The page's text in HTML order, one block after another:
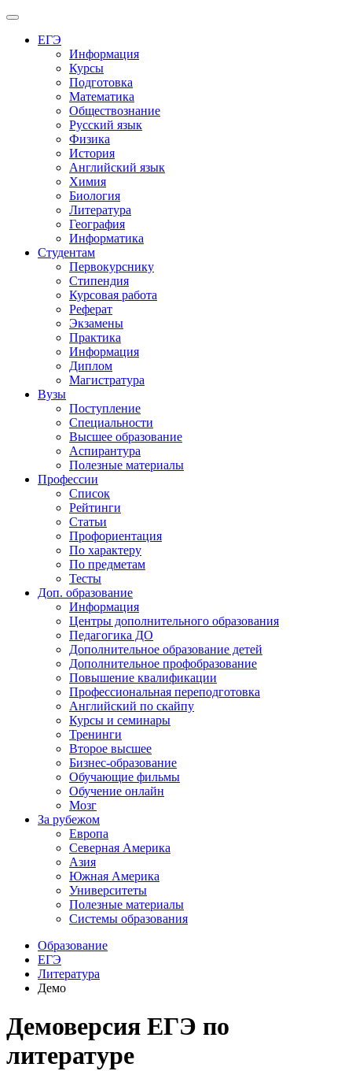
Меню
ЕГЭ
Информация
Курсы
Подготовка
Математика
Обществознание
Русский язык
Физика
История
Английский язык
Химия
Биология
Литература
География
Информатика
Студентам
Первокурснику
Стипендия
Курсовая работа
Реферат
Экзамены
Практика
Информация
Диплом
Магистратура
Вузы
Поступление
Специальности
Высшее образование
Аспирантура
Полезные материалы
Профессии
Список
Рейтинги
Статьи
Профориентация
По характеру
По предметам
Тесты
Доп. образование
Информация
Центры дополнительного образования
Педагогика ДО
Дополнительное образование детей
Дополнительное профобразование
Повышение квалификации
Профессиональная переподготовка
Английский по скайпу
Курсы и семинары
Тренинги
Второе высшее
Бизнес-образование
Обучающие фильмы
Обучение онлайн
Мозг
За рубежом
Европа
Северная Америка
Азия
Южная Америка
Университеты
Полезные материалы
Системы образования
Образование
ЕГЭ
Литература
Демо
Демоверсия ЕГЭ по
литературе